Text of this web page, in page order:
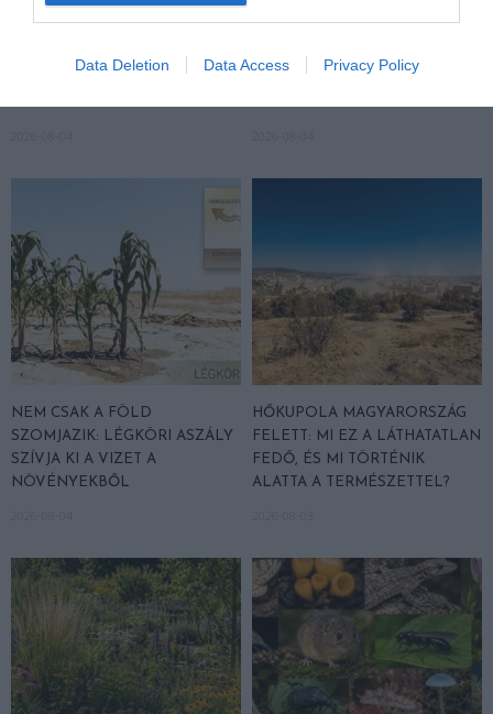
Data Deletion Data Access Privacy Policy
KIRÁNDULÁS A
KIRÁNDULÁS A RAVAZDI
NEM CSAK A FÖLD
SZOMJAZIK: LÉGKÖRI ASZÁLY
SZÍVJA KI A VIZET A
NÖVÉNYEKBŐL
HŐKUPOLA MAGYARORSZÁG
FELETT: MI EZ A LÁTHATATLAN
FEDŐ, ÉS MI TÖRTÉNIK
ALATTA A TERMÉSZETTEL?